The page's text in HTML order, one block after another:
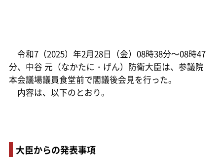
令和7（2025）年2月28日（金）08時38分～08時47
分、中谷 元（なかたに・げん）防衛大臣は、参議院
本会議場議員食堂前で閣議後会見を行った。
内容は、以下のとおり。
大臣からの発表事項